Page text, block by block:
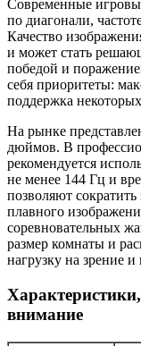
Современные
по диагонали,
Качество
и может стать
победой и
себя приоритеты:
поддержка
На рынке
дюймов. В
рекомендуется
не менее 144 Гц и
позволяют
плавного
соревновательных
размер комнаты и
нагрузку на зрение и
внимание